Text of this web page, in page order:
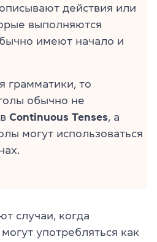
описывают действия или
выполняются
имеют начало и
грамматики, то
обычно не
Continuous Tenses, а
могут использоваться
случаи, когда
употребляться как